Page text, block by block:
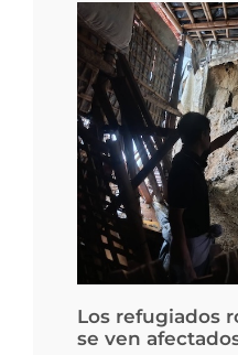
Los refugiados
se ven